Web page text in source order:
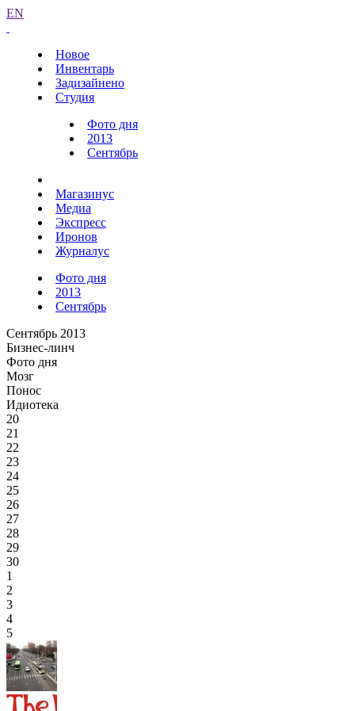
EN
Новое
Инвентарь
Задизайнено
Студия
Фото дня
2013
Сентябрь
Магазинус
Медиа
Экспресс
Иронов
Журналус
Фото дня
2013
Сентябрь
Сентябрь 2013
Бизнес-линч
Фото дня
Мозг
Понос
Идиотека
20
21
22
23
24
25
26
27
28
29
30
1
2
3
4
5